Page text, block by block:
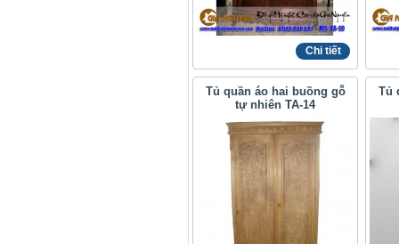
Chi tiết
Tủ quần áo hai buồng gỗ
tự nhiên TA-14
Tủ